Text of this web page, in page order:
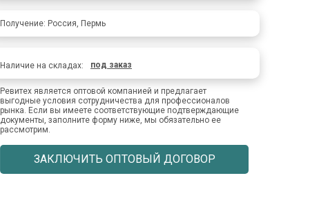
Получение: Россия, Пермь
Наличие на складах: под заказ
Ревитех является оптовой компанией и предлагает
выгодные условия сотрудничества для профессионалов
рынка. Если вы имеете соответствующие подтверждающие
документы, заполните форму ниже, мы обязательно ее
рассмотрим.
ЗАКЛЮЧИТЬ ОПТОВЫЙ ДОГОВОР